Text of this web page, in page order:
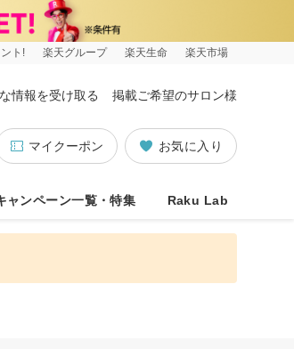
ト! 楽天グループ 楽天生命 楽天市場
情報を受け取る 掲載ご希望のサロン様
お気に入り
マイクーポン
ャンペーン一覧・特集 Raku Lab